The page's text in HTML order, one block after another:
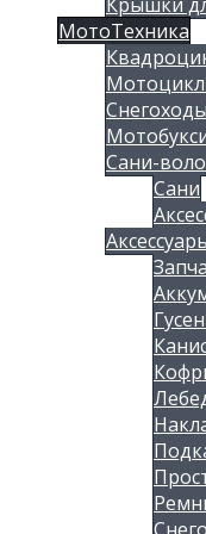
МотоТехника
Снегоходы
Сани-
Сани